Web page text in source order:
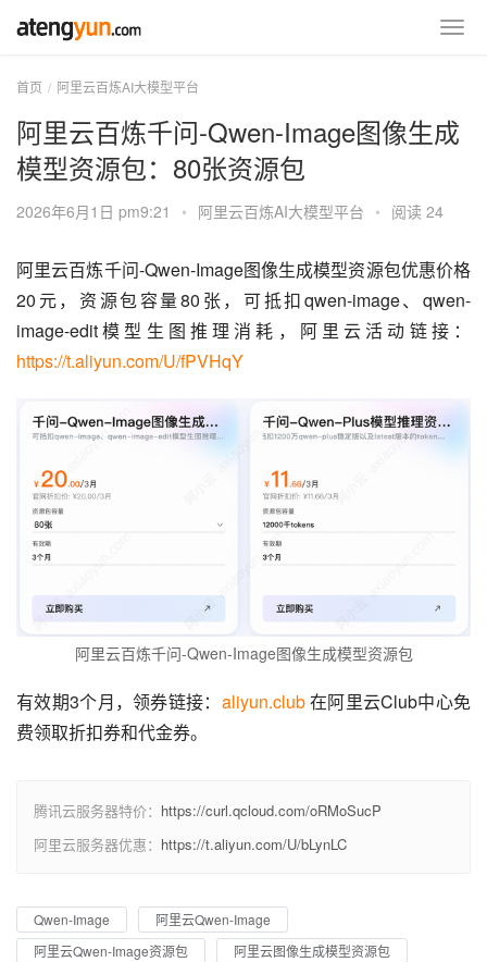
首页 阿里云百炼AI大模型平台
阿里云百炼千问-Qwen-Image图像生成
模型资源包：80张资源包
2026年6月1日 pm9:21 • 阿里云百炼AI大模型平台 • 阅读 24
阿里云百炼千问-Qwen-Image图像生成模型资源包优惠价格
20元，资源包容量80张，可抵扣qwen-image、qwen-
image-edit模型生图推理消耗，阿里云活动链接：
https://t.aliyun.com/U/fPVHqY
阿里云百炼千问-Qwen-Image图像生成模型资源包
有效期3个月，领券链接： aliyun.club 在阿里云Club中心免
费领取折扣券和代金券。
腾讯云服务器特价： https://curl.qcloud.com/oRMoSucP
阿里云服务器优惠： https://t.aliyun.com/U/bLynLC
Qwen-Image
阿里云Qwen-Image
阿里云Qwen-Image资源包
阿里云图像生成模型资源包